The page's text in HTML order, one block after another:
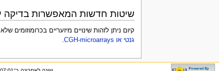
שיטות חדשות המאפשרות בדיקה
קיום ניתן לזהות שינויים מיזעריים
גנטי או CGH-microarrays
.